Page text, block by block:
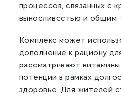
процессов, связанных с
выносливостью и общим
Комплекс может
дополнение к рациону
рассматривают витамины
потенции в рамках
здоровье. Для жителей